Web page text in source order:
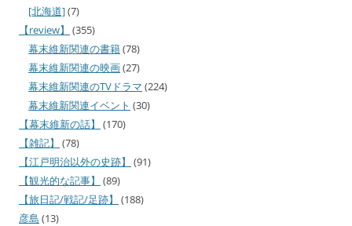
[北海道](7)
【review】
(355)
幕末維新関連の書籍(78)
幕末維新関連の映画(27)
幕末維新関連のTVドラマ (224)
幕末維新関連イベント (30)
【幕末維新の話】
(170)
【雑記】
(78)
【江戸明治以外の史跡】
(91)
【観光的な記事】
(89)
【旅日記/戦記/足跡】
(188)
彦島 (13)